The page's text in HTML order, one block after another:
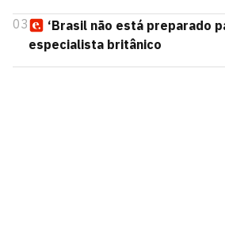
03
‘Brasil não está preparado
especialista britânico